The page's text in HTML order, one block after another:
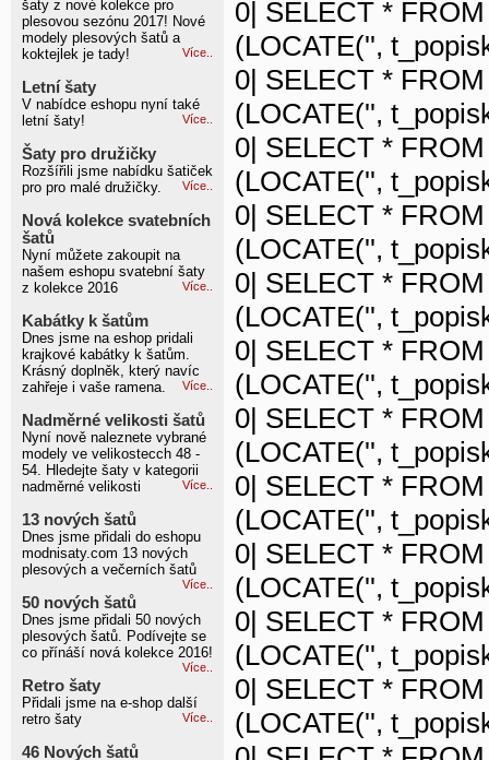
šaty z nové kolekce pro
plesovou sezónu 2017! Nové
modely plesových šatů a
koktejlek je tady!
Více..
Letní šaty
V nabídce eshopu nyní také
letní šaty!
Více..
Šaty pro družičky
Rozšířili jsme nabídku šatiček
pro pro malé družičky.
Více..
Nová kolekce svatebních
šatů
Nyní můžete zakoupit na
našem eshopu svatební šaty
z kolekce 2016
Více..
Kabátky k šatům
Dnes jsme na eshop pridali
krajkové kabátky k šatům.
Krásný doplněk, který navíc
zahřeje i vaše ramena.
Více..
Nadměrné velikosti šatů
Nyní nově naleznete vybrané
modely ve velikostecch 48 -
54. Hledejte šaty v kategorii
nadměrné velikosti
Více..
13 nových šatů
Dnes jsme přidali do eshopu
modnisaty.com 13 nových
plesových a večerních šatů
Více..
50 nových šatů
Dnes jsme přidali 50 nových
plesových šatů. Podívejte se
co přínáší nová kolekce 2016!
Více..
Retro šaty
Přidali jsme na e-shop další
retro šaty
Více..
46 Nových šatů
0| SELECT *
(LOCATE('',
0| SELECT *
(LOCATE('',
0| SELECT *
(LOCATE('',
0| SELECT *
(LOCATE('',
0| SELECT *
(LOCATE('',
0| SELECT *
(LOCATE('',
0| SELECT *
(LOCATE('',
0| SELECT *
(LOCATE('',
0| SELECT *
(LOCATE('',
0| SELECT *
(LOCATE('',
0| SELECT *
(LOCATE('',